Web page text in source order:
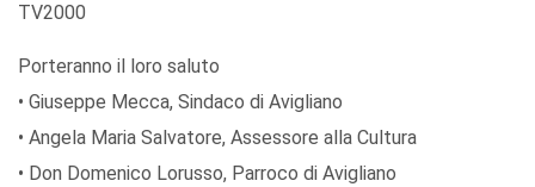
TV2000
Porteranno il loro saluto
• Giuseppe Mecca, Sindaco di Avigliano
• Angela Maria Salvatore, Assessore alla Cultura
• Don Domenico Lorusso, Parroco di Avigliano